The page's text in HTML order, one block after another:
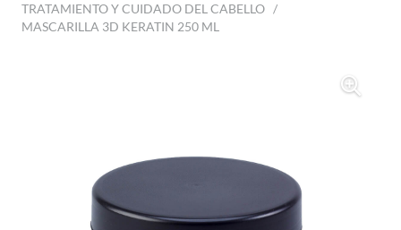
TRATAMIENTO Y CUIDADO DEL CABELLO /
MASCARILLA 3D KERATIN 250 ML